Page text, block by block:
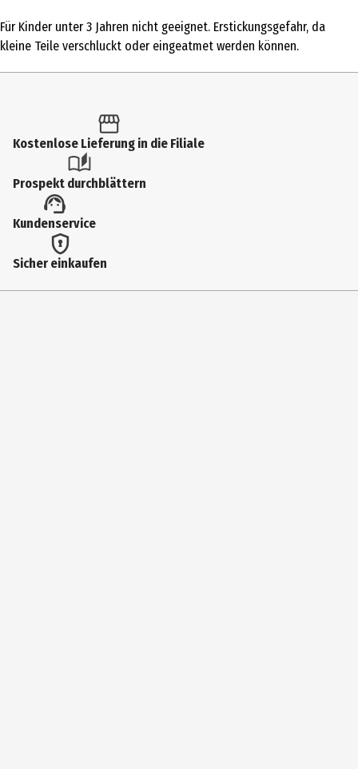
Produkttyp
Altersempfehlung bis
Artikelnummer des Herstellers
601980
Zielgruppe
Für Kinder unter 3 Jahren nicht geeignet. Erstickungsgefahr, da
kleine Teile verschluckt oder eingeatmet werden können.
Kostenlose Lieferung in die Filiale
Prospekt durchblättern
Kundenservice
Sicher einkaufen